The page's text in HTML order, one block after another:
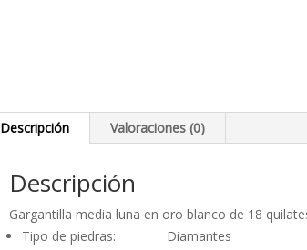
Descripción Valoraciones (0)
Descripción
Gargantilla media luna en oro blanco de 18
Tipo de piedras: Diamantes